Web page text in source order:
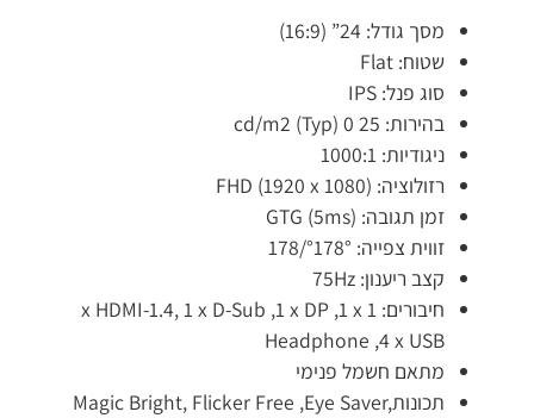
מסך גודל:24” (16:9)
שטוח: Flat
סוג פנל:IPS
בהירות:25 cd/m2 (Typ) 0
ניגודיות:1000:1
רזולוציה:FHD (1920 x 1080)
זמן תגובה:(GTG (5ms
זווית צפייה: °178°/178
קצב ריענון: 75Hz
חיבורים: 1 x HDMI-1.4, 1 x D-Sub ,1 x DP ,1 x
Headphone ,4 x USB
מתאם חשמל פנימי
תכונות Magic Bright, Flicker Free ,Eye Saver,